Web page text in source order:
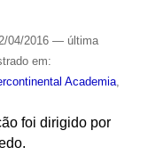
04/2016 — última
em:
Academia,
foi dirigido por